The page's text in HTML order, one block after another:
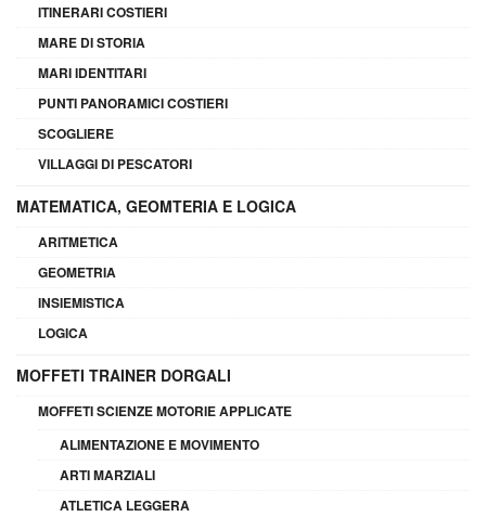
ITINERARI COSTIERI
MARE DI STORIA
MARI IDENTITARI
PUNTI PANORAMICI COSTIERI
SCOGLIERE
VILLAGGI DI PESCATORI
MATEMATICA, GEOMTERIA E LOGICA
ARITMETICA
GEOMETRIA
INSIEMISTICA
LOGICA
MOFFETI TRAINER DORGALI
MOFFETI SCIENZE MOTORIE APPLICATE
ALIMENTAZIONE E MOVIMENTO
ARTI MARZIALI
ATLETICA LEGGERA